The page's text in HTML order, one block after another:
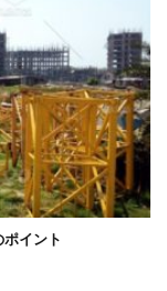
イント